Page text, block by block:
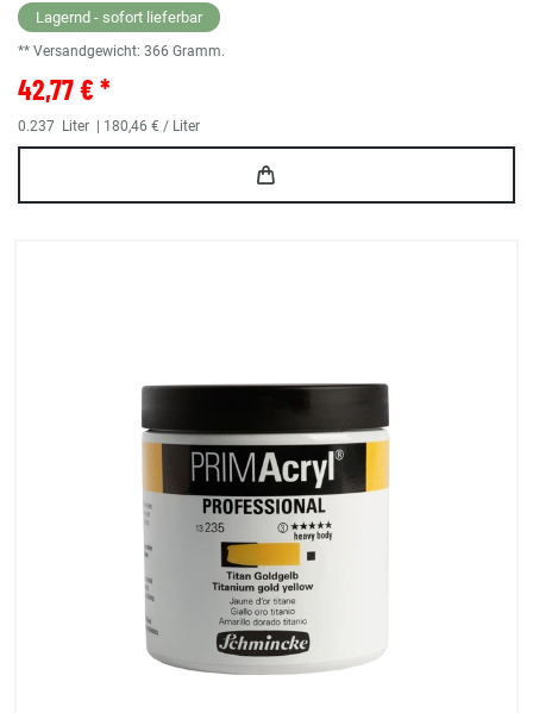
Lagernd - sofort lieferbar
** Versandgewicht: 366 Gramm.
42,77 € *
0.237 Liter | 180,46 € / Liter